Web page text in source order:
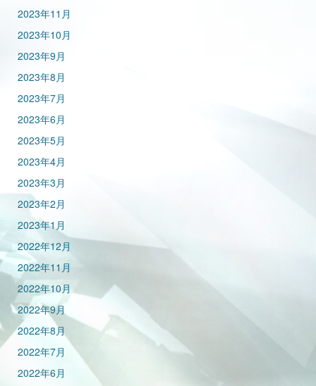
2023年11月
2023年10月
2023年9月
2023年8月
2023年7月
2023年6月
2023年5月
2023年4月
2023年3月
2023年2月
2023年1月
2022年12月
2022年11月
2022年10月
2022年9月
2022年8月
2022年7月
2022年6月